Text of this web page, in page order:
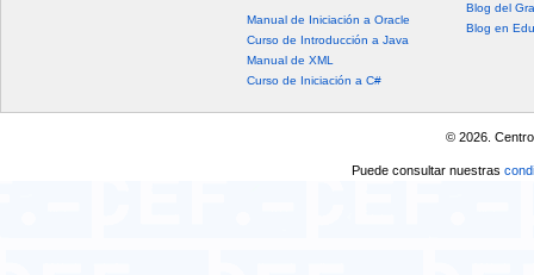
Manual de Iniciación a Oracle
Curso de Introducción a Java
Manual de XML
Curso de Iniciación a C#
Blog del
Blog en
© 2026.
Puede consultar nuestras